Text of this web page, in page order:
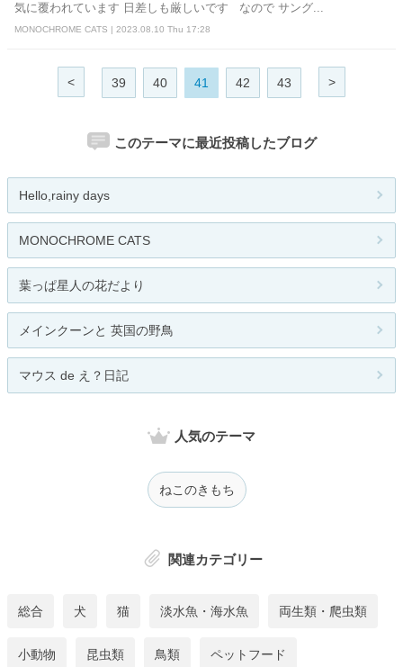
気に覆われています 日差しも厳しいです なので サング...
MONOCHROME CATS | 2023.08.10 Thu 17:28
< 39 40 41 42 43 >
このテーマに最近投稿したブログ
Hello,rainy days
MONOCHROME CATS
葉っぱ星人の花だより
メインクーンと 英国の野鳥
マウス de え？日記
人気のテーマ
ねこのきもち
関連カテゴリー
総合 犬 猫 淡水魚・海水魚 両生類・爬虫類
小動物 昆虫類 鳥類 ペットフード